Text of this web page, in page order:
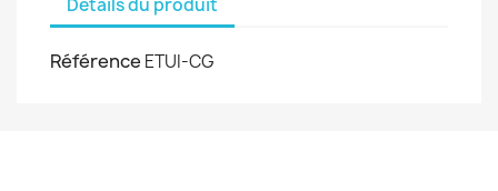
Référence ETUI-CG